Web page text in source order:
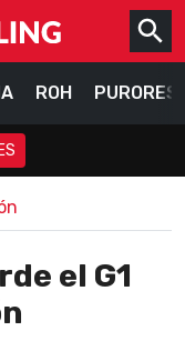
ROH
ES
el G1